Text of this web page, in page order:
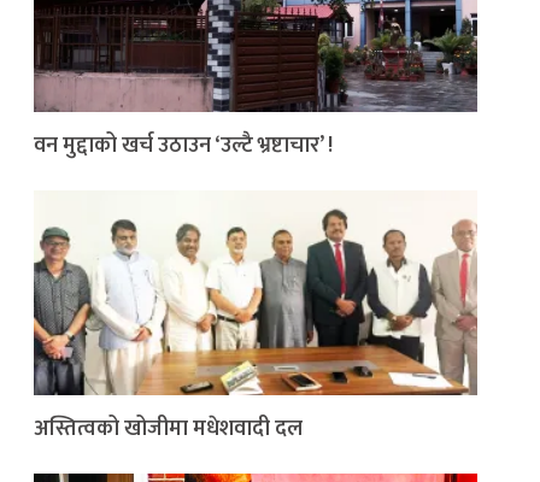
वन मुद्दाको खर्च उठाउन ‘उल्टै भ्रष्टाचार’ !
अस्तित्वको खोजीमा मधेशवादी दल